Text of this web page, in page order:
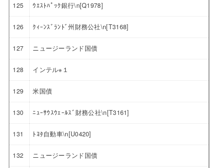
125 ｳｴｽﾄﾊﾟｯｸ銀行\n[Q1978]
126 ｸｨｰﾝｽﾞﾗﾝﾄﾞ州財務公社\n[T3168]
127 ニュージーランド国債
128 インテル※１
129 米国債
130 ﾆｭｰｻｳｽｳｪｰﾙｽﾞ財務公社\n[T3161]
131 ﾄﾖﾀ自動車\n[U0420]
132 ニュージーランド国債